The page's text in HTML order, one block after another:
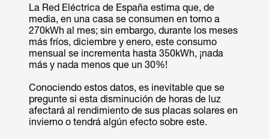
La Red Eléctrica de España estima que, de
media, en una casa se consumen en torno a
270kWh al mes; sin embargo, durante los meses
más fríos, diciembre y enero, este consumo
mensual se incrementa hasta 350kWh, ¡nada
más y nada menos que un 30%!
Conociendo estos datos, es inevitable que se
pregunte si esta disminución de horas de luz
afectará al rendimiento de sus placas solares en
invierno o tendrá algún efecto sobre este.